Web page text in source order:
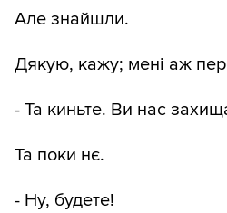
Але знайшли.
Дякую, кажу; мені аж
- Та киньте. Ви нас
Та поки нє.
- Ну, будете!